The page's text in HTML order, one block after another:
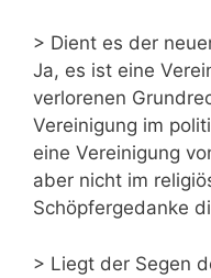
> Dient es der
Ja, es ist eine
verlorenen
Vereinigung im
eine Vereinigung
aber nicht im
Schöpfergedanke
> Liegt der Segen